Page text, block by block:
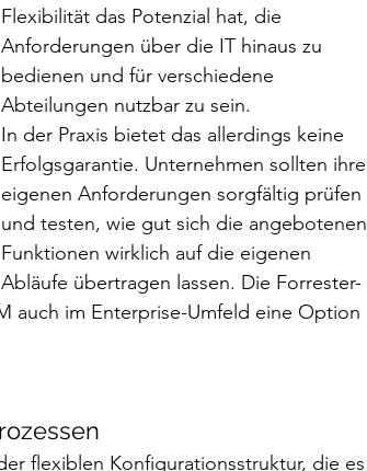
Flexibilität das Potenzial hat, die
Anforderungen über die IT hinaus zu
bedienen und für verschiedene
Abteilungen nutzbar zu sein.
In der Praxis bietet das allerdings keine
Erfolgsgarantie. Unternehmen sollten ihre
eigenen Anforderungen sorgfältig prüfen
und testen, wie gut sich die angebotenen
Funktionen wirklich auf die eigenen
Abläufe übertragen lassen. Die Forrester-
auch im Enterprise-Umfeld eine Option
flexiblen Konfigurationsstruktur, die es